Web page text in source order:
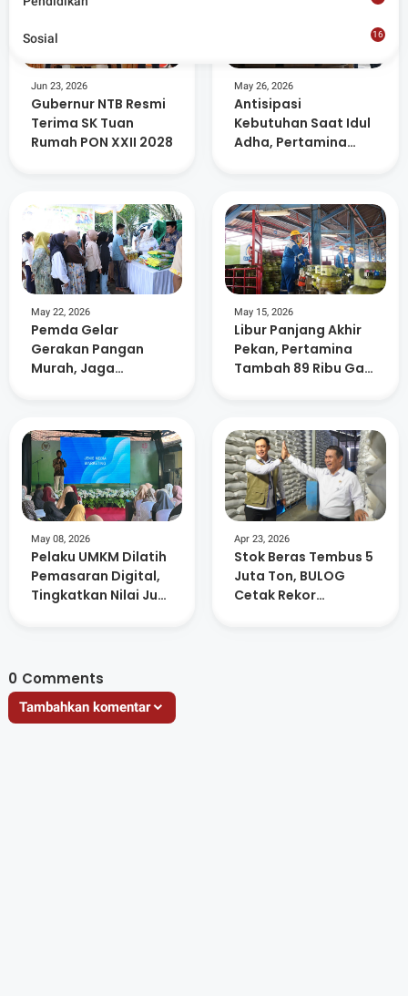
Jun 23, 2026
Gubernur NTB Resmi
Terima SK Tuan
Rumah PON XXII 2028
May 26, 2026
Antisipasi
Kebutuhan Saat Idul
Adha, Pertamina
May 22, 2026
Pemda Gelar
Gerakan Pangan
Murah, Jaga
Keagamaan
May 15, 2026
Libur Panjang Akhir
Pekan, Pertamina
Tambah 89 Ribu Gas
May 08, 2026
Pelaku UMKM Dilatih
Pemasaran Digital,
Tingkatkan Nilai Jual
Apr 23, 2026
Stok Beras Tembus 5
Juta Ton, BULOG
Cetak Rekor
0 Comments
Tambahkan komentar
Sosial
16